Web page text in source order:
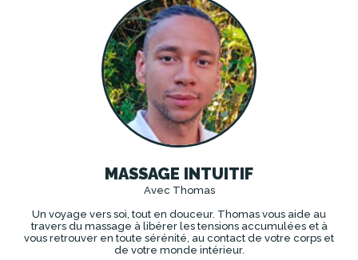
MASSAGE INTUITIF
Avec Thomas
Un voyage vers soi, tout en douceur. Thomas vous aide au
travers du massage à libérer les tensions accumulées et à
vous retrouver en toute sérénité, au contact de votre corps et
de votre monde intérieur.